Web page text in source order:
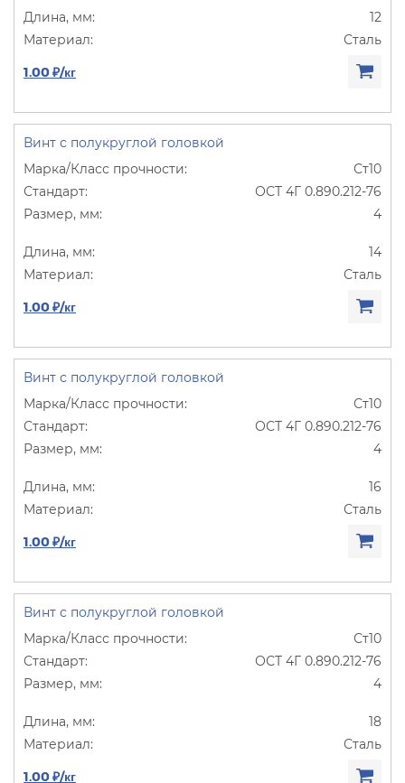
12
Сталь
1.00 ₽/кг
Винт с полукруглой головкой
Ст10
ОСТ 4Г 0.890.212-76
4
14
Сталь
1.00 ₽/кг
Винт с полукруглой головкой
Ст10
ОСТ 4Г 0.890.212-76
4
16
Сталь
1.00 ₽/кг
Винт с полукруглой головкой
Ст10
ОСТ 4Г 0.890.212-76
4
18
Сталь
1.00 ₽/кг